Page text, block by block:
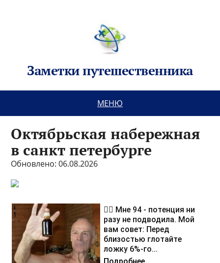
Заметки путешественника
МЕНЮ
Октябрьская набережная
в санкт петербурге
Обновлено: 06.08.2026
❤️‍🔥 Мне 94 - потенция ни
разу не подводила. Мой
вам совет: Перед
близостью глотайте
ложку 6%-го...